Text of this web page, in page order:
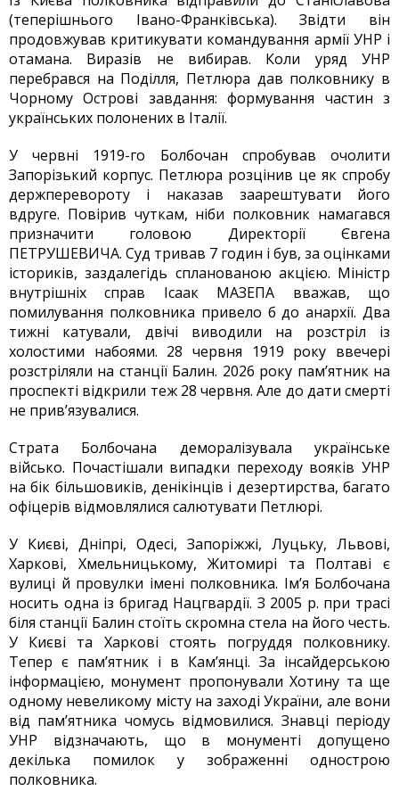
(теперішнього Івано-Франківська). Звідти він
продовжував критикувати командування армії УНР і
отамана. Виразів не вибирав. Коли уряд УНР
перебрався на Поділля, Петлюра дав полковнику в
Чорному Острові завдання: формування частин з
українських полонених в Італії.
У червні 1919-го Болбочан спробував очолити
Запорізький корпус. Петлюра розцінив це як спробу
держперевороту і наказав заарештувати його
вдруге. Повірив чуткам, ніби полковник намагався
призначити головою Директорії Євгена
ПЕТРУШЕВИЧА. Суд тривав 7 годин і був, за оцінками
істориків, заздалегідь спланованою акцією. Міністр
внутрішніх справ Ісаак МАЗЕПА вважав, що
помилування полковника привело б до анархії. Два
тижні катували, двічі виводили на розстріл із
холостими набоями. 28 червня 1919 року ввечері
розстріляли на станції Балин. 2026 року пам’ятник на
проспекті відкрили теж 28 червня. Але до дати смерті
не прив’язувалися.
Страта Болбочана деморалізувала українське
військо. Почастішали випадки переходу вояків УНР
на бік більшовиків, денікінців і дезертирства, багато
офіцерів відмовлялися салютувати Петлюрі.
У Києві, Дніпрі, Одесі, Запоріжжі, Луцьку, Львові,
Харкові, Хмельницькому, Житомирі та Полтаві є
вулиці й провулки імені полковника. Ім’я Болбочана
носить одна із бригад Нацгвардії. З 2005 р. при трасі
біля станції Балин стоїть скромна стела на його честь.
У Києві та Харкові стоять погруддя полковнику.
Тепер є пам’ятник і в Кам’янці. За інсайдерською
інформацією, монумент пропонували Хотину та ще
одному невеликому місту на заході України, але вони
від пам’ятника чомусь відмовилися. Знавці періоду
УНР відзначають, що в монументі допущено
декілька помилок у зображенні однострою
полковника.